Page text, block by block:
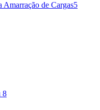
Amarração de Cargas5
8